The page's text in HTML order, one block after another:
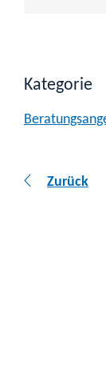
Kategorie
Zurück